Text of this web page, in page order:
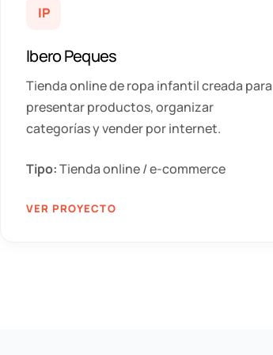
IP
Ibero Peques
Tienda online de ropa infantil creada para
presentar productos, organizar
categorías y vender por internet.
Tipo:Tienda online / e-commerce
VER PROYECTO